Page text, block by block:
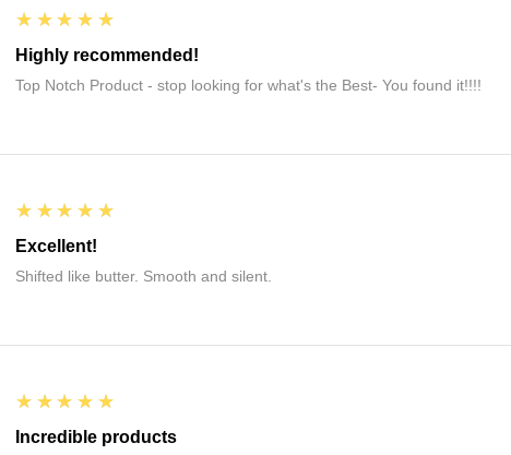
5
★★★★★
Highly recommended!
Top Notch Product - stop looking for what's the Best- You found it!!!!
5
★★★★★
Excellent!
Shifted like butter. Smooth and silent.
5
★★★★★
Incredible products